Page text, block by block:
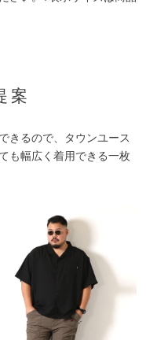
案
きるので、タウンユース
も幅広く着用できる一枚